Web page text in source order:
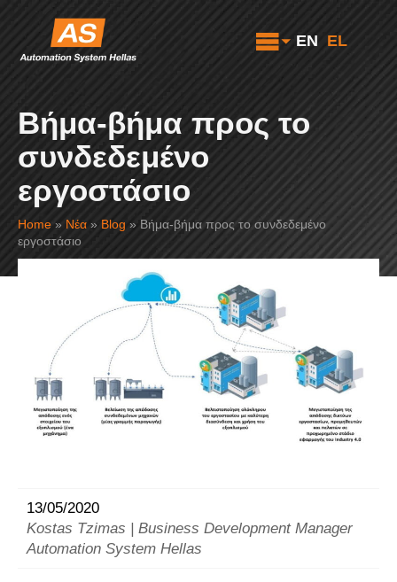
EN EL
Βήμα-βήμα προς το
συνδεδεμένο
εργοστάσιο
Home » Νέα » Blog » Βήμα-βήμα προς το συνδεδεμένο
εργοστάσιο
13/05/2020
Kostas Tzimas | Business Development Manager
Automation System Hellas